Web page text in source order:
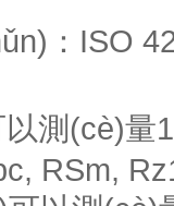
：ISO
測(cè)
RSm,